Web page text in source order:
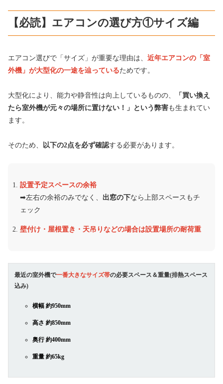
【必読】エアコンの選び方①サイズ編
エアコン選びで「サイズ」が重要な理由は、 近年エアコンの「室
外機」が大型化の一途を辿っているためです。
大型化により、能力や静音性は向上しているものの、
「買い換え
たら室外機が元々の場所に置けない！」という弊害も生まれてい
ます。
そのため、 以下の2点を必ず確認する必要があります。
設置予定スペースの余裕
➡︎左右の余裕のみでなく、 出窓の下なら上部スペースもチ
ェック
壁付け・屋根置き・天吊りなどの場合は設置場所の耐荷重
最近の室外機で一番大きなサイズ帯の必要スペース＆重量(排熱スペース
込み)
横幅 約950mm
高さ 約850mm
奥行 約400mm
重量 約65kg